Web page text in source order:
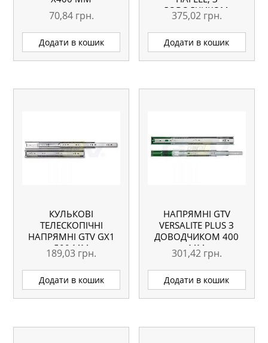
70,84 грн.
Додати в кошик
ДОВОДЧИКОМ,
ПОВНОГО
ВИСУНЕННЯ
375,02 грн.
Додати в кошик
КУЛЬКОВІ
ТЕЛЕСКОПІЧНІ
НАПРЯМНІ GTV GX1
500 ММ
189,03 грн.
Додати в кошик
НАПРЯМНІ GTV
VERSALITE PLUS З
ДОВОДЧИКОМ 400
ММ
301,42 грн.
Додати в кошик